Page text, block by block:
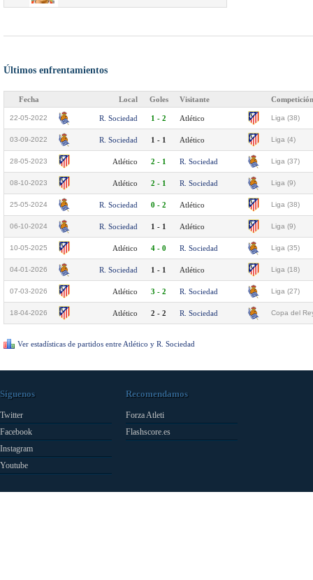
Últimos enfrentamientos
Fecha Local Goles Visitante Competición
22-05-2022 R. Sociedad 1 - 2 Atlético Liga (38)
03-09-2022 R. Sociedad 1 - 1 Atlético Liga (4)
28-05-2023 Atlético 2 - 1 R. Sociedad Liga (37)
08-10-2023 Atlético 2 - 1 R. Sociedad Liga (9)
25-05-2024 R. Sociedad 0 - 2 Atlético Liga (38)
06-10-2024 R. Sociedad 1 - 1 Atlético Liga (9)
10-05-2025 Atlético 4 - 0 R. Sociedad Liga (35)
04-01-2026 R. Sociedad 1 - 1 Atlético Liga (18)
07-03-2026 Atlético 3 - 2 R. Sociedad Liga (27)
18-04-2026 Atlético 2 - 2 R. Sociedad Copa del
Ver estadísticas de partidos entre Atlético y R. Sociedad
Síguenos
Twitter
Facebook
Instagram
Youtube
Recomendamos
Forza Atleti
Flashscore.es